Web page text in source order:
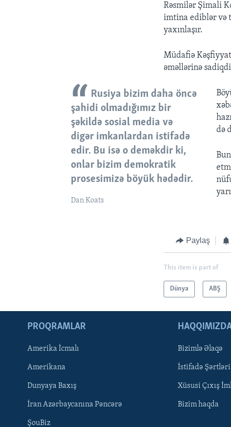
BIZI IZLƏYIN
Rəsmilər Şimali
imtina ediblər və
yaxınlaşır.
Müdafiə
əməllərinə
Rusiya bizim daha öncə
şahidi olmadığımız bir
şəkildə sosial media və
digər imkanlardan istifadə
edir. Bu isə o deməkdir ki,
onlar bizim demokratik
prosesimizə böyük hədədir.
Dan Koats
də
Paylaş
This item is part of
Dünya ABŞ
PROQRAMLAR
Amerika İcmalı
Amerikana
Dunyaya Baxış
İran Azərbaycanına Pəncərə
ŞouBiz
Bizimlə Əlaqə
İstifadə Şərtləri
Xüsusi Çıxış
Bizim haqda